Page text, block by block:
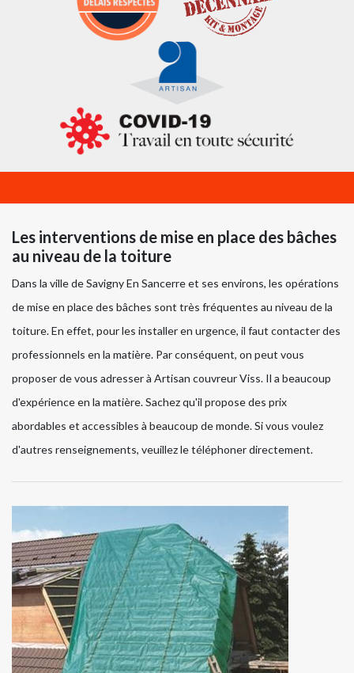
Les interventions de mise en place des bâches
au niveau de la toiture
Dans la ville de Savigny En Sancerre et ses environs, les opérations
de mise en place des bâches sont très fréquentes au niveau de la
toiture. En effet, pour les installer en urgence, il faut contacter des
professionnels en la matière. Par conséquent, on peut vous
proposer de vous adresser à Artisan couvreur Viss. Il a beaucoup
d'expérience en la matière. Sachez qu'il propose des prix
abordables et accessibles à beaucoup de monde. Si vous voulez
d'autres renseignements, veuillez le téléphoner directement.